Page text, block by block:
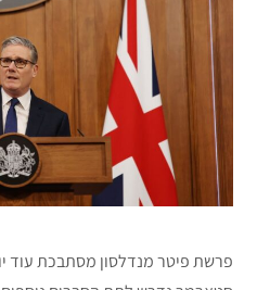
פרשת פיטר מנדלסון מסתבכת עוד